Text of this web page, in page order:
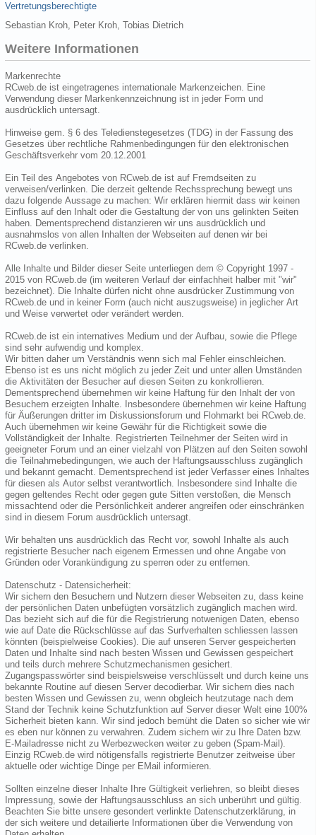
Vertretungsberechtigte
Sebastian Kroh, Peter Kroh, Tobias Dietrich
Weitere Informationen
Markenrechte
RCweb.de ist eingetragenes internationale Markenzeichen. Eine
Verwendung dieser Markenkennzeichnung ist in jeder Form und
ausdrücklich untersagt.
Hinweise gem. § 6 des Teledienstegesetzes (TDG) in der Fassung des
Gesetzes über rechtliche Rahmenbedingungen für den elektronischen
Geschäftsverkehr vom 20.12.2001
Ein Teil des Angebotes von RCweb.de ist auf Fremdseiten zu
verweisen/verlinken. Die derzeit geltende Rechssprechung bewegt uns
dazu folgende Aussage zu machen: Wir erklären hiermit dass wir keinen
Einfluss auf den Inhalt oder die Gestaltung der von uns gelinkten Seiten
haben. Dementsprechend distanzieren wir uns ausdrücklich und
ausnahmslos von allen Inhalten der Webseiten auf denen wir bei
RCweb.de verlinken.
Alle Inhalte und Bilder dieser Seite unterliegen dem © Copyright 1997 -
2015 von RCweb.de (im weiteren Verlauf der einfachheit halber mit "wir"
bezeichnet). Die Inhalte dürfen nicht ohne ausdrücker Zustimmung von
RCweb.de und in keiner Form (auch nicht auszugsweise) in jeglicher Art
und Weise verwertet oder verändert werden.
RCweb.de ist ein internatives Medium und der Aufbau, sowie die Pflege
sind sehr aufwendig und komplex.
Wir bitten daher um Verständnis wenn sich mal Fehler einschleichen.
Ebenso ist es uns nicht möglich zu jeder Zeit und unter allen Umständen
die Aktivitäten der Besucher auf diesen Seiten zu konkrollieren.
Dementsprechend übernehmen wir keine Haftung für den Inhalt der von
Besuchern erzeigten Inhalte. Insbesondere übernehmen wir keine Haftung
für Äußerungen dritter im Diskussionsforum und Flohmarkt bei RCweb.de.
Auch übernehmen wir keine Gewähr für die Richtigkeit sowie die
Vollständigkeit der Inhalte. Registrierten Teilnehmer der Seiten wird in
geeigneter Forum und an einer vielzahl von Plätzen auf den Seiten sowohl
die Teilnahmebedingungen, wie auch der Haftungsausschluss zugänglich
und bekannt gemacht. Dementsprechend ist jeder Verfasser eines Inhaltes
für diesen als Autor selbst verantwortlich. Insbesondere sind Inhalte die
gegen geltendes Recht oder gegen gute Sitten verstoßen, die Mensch
missachtend oder die Persönlichkeit anderer angreifen oder einschränken
sind in diesem Forum ausdrücklich untersagt.
Wir behalten uns ausdrücklich das Recht vor, sowohl Inhalte als auch
registrierte Besucher nach eigenem Ermessen und ohne Angabe von
Gründen oder Vorankündigung zu sperren oder zu entfernen.
Datenschutz - Datensicherheit:
Wir sichern den Besuchern und Nutzern dieser Webseiten zu, dass keine
der persönlichen Daten unbefügten vorsätzlich zugänglich machen wird.
Das bezieht sich auf die für die Registrierung notwenigen Daten, ebenso
wie auf Date die Rückschlüsse auf das Surfverhalten schliessen lassen
könnten (beispielweise Cookies). Die auf unseren Server gespeicherten
Daten und Inhalte sind nach besten Wissen und Gewissen gespeichert
und teils durch mehrere Schutzmechanismen gesichert.
Zugangspasswörter sind beispielsweise verschlüsselt und durch keine uns
bekannte Routine auf diesen Server decodierbar. Wir sichern dies nach
besten Wissen und Gewissen zu, wenn obgleich heutzutage nach dem
Stand der Technik keine Schutzfunktion auf Server dieser Welt eine 100%
Sicherheit bieten kann. Wir sind jedoch bemüht die Daten so sicher wie wir
es eben nur können zu verwahren. Zudem sichern wir zu Ihre Daten bzw.
E-Mailadresse nicht zu Werbezwecken weiter zu geben (Spam-Mail).
Einzig RCweb.de wird nötigensfalls registrierte Benutzer zeitweise über
aktuelle oder wichtige Dinge per EMail informieren.
Sollten einzelne dieser Inhalte Ihre Gültigkeit verliehren, so bleibt dieses
Impressung, sowie der Haftungsausschluss an sich unberührt und gültig.
Beachten Sie bitte unsere gesondert verlinkte Datenschutzerklärung, in
der sich weitere und detailierte Informationen über die Verwendung von